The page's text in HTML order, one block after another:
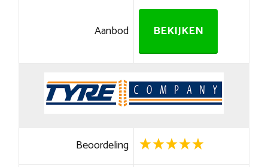
Aanbod BEKIJKEN
Beoordeling